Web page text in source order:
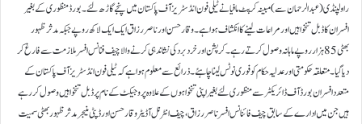
راولپنڈی (عبدالرحمان سے) مبینہ کرپٹ مافیا نے ٹیلی فون انڈسٹریز آف پاکستان میں پنجے گاڑھ لئے۔ بورڈ منظوری کے بغیر
افسران کا ڈبل تنخواہیں اور مراعات لینے کا انکشاف ہوا ہے۔ وقار حسن اور ناصر رزاق ایک ایک لاکھ روپے جبکہ مدثر ظہور
بھٹی 85 ہزار روپے ماہانہ وصول کرتے رہے۔ کرپشن اور خرد برد کی نشاندہی کرنے والا چیف فنانس افسر ملازمت سے فارغ کر
دیا گیا۔ متعلقہ حکومتی اور عدلیہ حکام کو فوری نوٹس لینا چاہئے۔ ذرائع سے معلوم ہوا ہے کہ ٹیلی فون انڈسٹریز آف پاکستان کے
متعدد افسران بورڈ آف ڈائریکٹر سے منظوری لئے بغیر اپنی تنخواہوں کے علاوہ پروجیکٹ کے نام پر ڈبل تنخواہیں وصول کر رہے
ہیں جن میں ادارے کے سابق چیف فائنانس افسر ناصر رزاق، چیف انٹرنل آڈیٹر وقار حسن اور ڈپٹی منیجر مدثر ظہور بھٹی سمیت